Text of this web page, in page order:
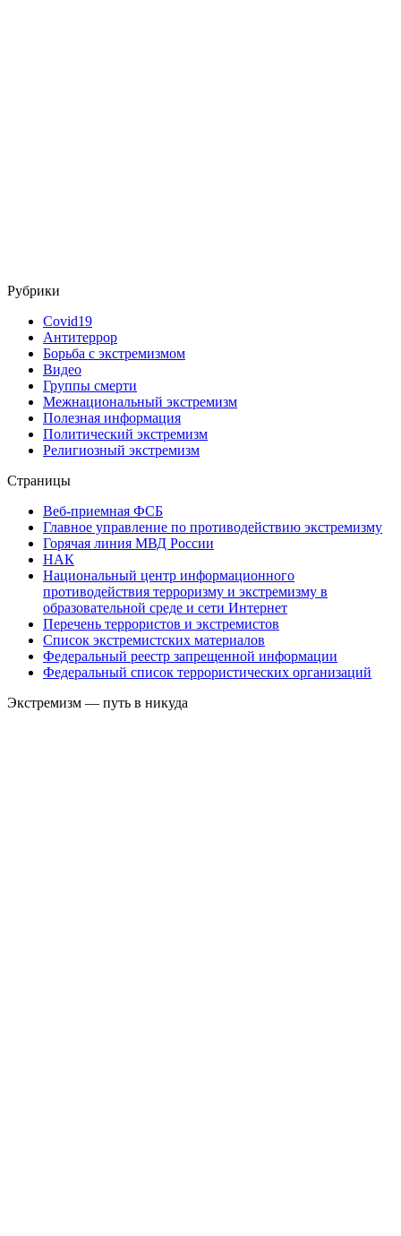
Рубрики
Covid19
Антитеррор
Борьба с экстремизмом
Видео
Группы смерти
Межнациональный экстремизм
Полезная информация
Политический экстремизм
Религиозный экстремизм
Страницы
Веб-приемная ФСБ
Главное управление по противодействию экстремизму
Горячая линия МВД России
НАК
Национальный центр информационного
противодействия терроризму и экстремизму в
образовательной среде и сети Интернет
Перечень террористов и экстремистов
Список экстремистских материалов
Федеральный реестр запрещенной информации
Федеральный список террористических организаций
Экстремизм — путь в никуда